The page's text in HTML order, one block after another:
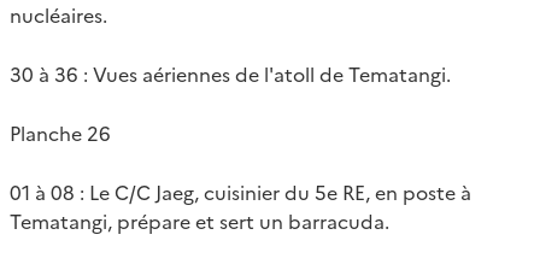
nucléaires.
30 à 36 : Vues aériennes de l'atoll de Tematangi.
Planche 26
01 à 08 : Le C/C Jaeg, cuisinier du 5e RE, en poste à
Tematangi, prépare et sert un barracuda.